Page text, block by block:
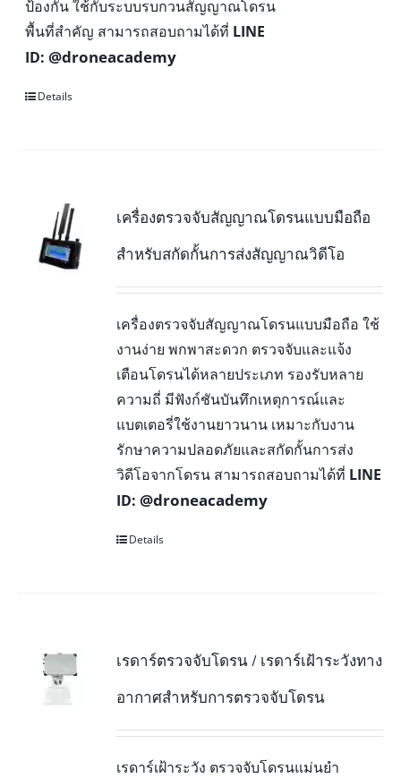
ป้องกัน ใช้กับระบบรบกวนสัญญาณโดรน
พื้นที่สำคัญ สามารถสอบถามได้ที่ LINE
ID:@droneacademy
Details
เครื่องตรวจจับสัญญาณโดรนแบบมือถือ
สำหรับสกัดกั้นการส่งสัญญาณวิดีโอ
เครื่องตรวจจับสัญญาณโดรนแบบมือถือ ใช้
งานง่าย พกพาสะดวก ตรวจจับและแจ้ง
เตือนโดรนได้หลายประเภท รองรับหลาย
ความถี่ มีฟังก์ชันบันทึกเหตุการณ์และ
แบตเตอรี่ใช้งานยาวนาน เหมาะกับงาน
รักษาความปลอดภัยและสกัดกั้นการส่ง
วิดีโอจากโดรน สามารถสอบถามได้ที่ LINE
ID:@droneacademy
Details
เรดาร์ตรวจจับโดรน / เรดาร์เฝ้าระวังทาง
อากาศสำหรับการตรวจจับโดรน
เรดาร์เฝ้าระวัง ตรวจจับโดรนแม่นยำ